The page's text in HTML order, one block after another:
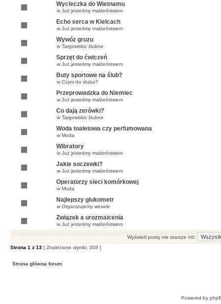
Wycieczka do Wietnamu
w Już jesteśmy małżeństwem
Echo serca w Kielcach
w Już jesteśmy małżeństwem
Wywóz gruzu
w Targowisko ślubne
Sprzęt do ćwiczeń
w Już jesteśmy małżeństwem
Buty sportowe na ślub?
w Czym do ślubu?
Przeprowadzka do Niemiec
w Już jesteśmy małżeństwem
Co dają zerówki?
w Targowisko ślubne
Woda toaletowa czy perfumowana
w Moda
Wibratory
w Już jesteśmy małżeństwem
Jakie soczewki?
w Już jesteśmy małżeństwem
Operatorzy sieci komórkowej
w Moda
Najlepszy glukometr
w Organizujemy wesele
Związek a urozmaicenia
w Już jesteśmy małżeństwem
Wyświetl posty nie starsze niż:
Strona 1 z 13 [ Znalezione wyniki: 308 ]
Strona główna forum
Powered by